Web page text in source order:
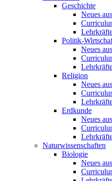
Geschichte
Neues
Politik-
Neues
Religion
Neues
Erdkunde
Neues
Naturwissenschaften
Biologie
Neues